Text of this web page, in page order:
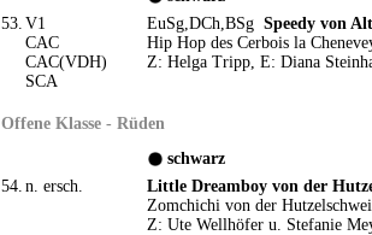
53. V1
CAC
CAC(VDH)
SCA
EuSg,DCh,BSg Speedy von
Hip Hop des Cerbois la
Z: Helga Tripp, E: Diana
Offene Klasse - Rüden
schwarz
54. n. ersch.
Little Dreamboy von der
Zomchichi von der
Z: Ute Wellhöfer u. Stefanie